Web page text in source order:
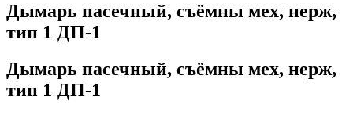
Дымарь пасечный, съёмны мех, нерж,
тип 1 ДП-1
Дымарь пасечный, съёмны мех, нерж,
тип 1 ДП-1